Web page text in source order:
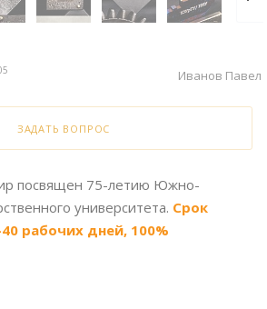
Иванов Павел
ЗАДАТЬ ВОПРОС
посвящен 75-летию Южно-
университета. Срок
рабочих дней, 100%